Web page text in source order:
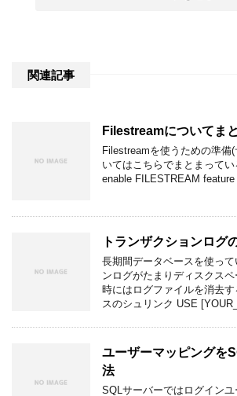
関連記事
Filestreamについてま
Filestreamを使うための準備
いてはこちらでまとまって
enable FILESTREAM
トランザクションログ
長期間データベースを使っ
ンログがたまりディスクス
時にはログファイルを消去
スのシュリンク USE
ユーザーマッピングを
法
SQLサーバーではログイン